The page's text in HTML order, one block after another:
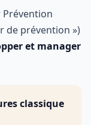
Prévention
de prévention »)
et manager
classique